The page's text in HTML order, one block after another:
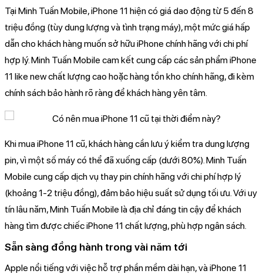
Tại Minh Tuấn Mobile, iPhone 11 hiện có giá dao động từ 5 đến 8
triệu đồng (tùy dung lượng và tình trạng máy), một mức giá hấp
dẫn cho khách hàng muốn sở hữu iPhone chính hãng với chi phí
hợp lý. Minh Tuấn Mobile cam kết cung cấp các sản phẩm iPhone
11 like new chất lượng cao hoặc hàng tồn kho chính hãng, đi kèm
chính sách bảo hành rõ ràng để khách hàng yên tâm.
Khi mua iPhone 11 cũ, khách hàng cần lưu ý kiểm tra dung lượng
pin, vì một số máy có thể đã xuống cấp (dưới 80%). Minh Tuấn
Mobile cung cấp dịch vụ thay pin chính hãng với chi phí hợp lý
(khoảng 1-2 triệu đồng), đảm bảo hiệu suất sử dụng tối ưu. Với uy
tín lâu năm, Minh Tuấn Mobile là địa chỉ đáng tin cậy để khách
hàng tìm được chiếc iPhone 11 chất lượng, phù hợp ngân sách.
Sẵn sàng đồng hành trong vài năm tới
Apple nổi tiếng với việc hỗ trợ phần mềm dài hạn, và iPhone 11